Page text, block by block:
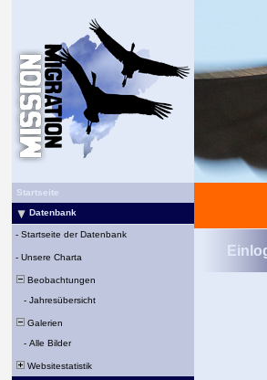
Startseite
Datenbank
- Startseite der Datenbank
- Unsere Charta
Beobachtungen
- Jahresübersicht
Galerien
- Alle Bilder
Websitestatistik